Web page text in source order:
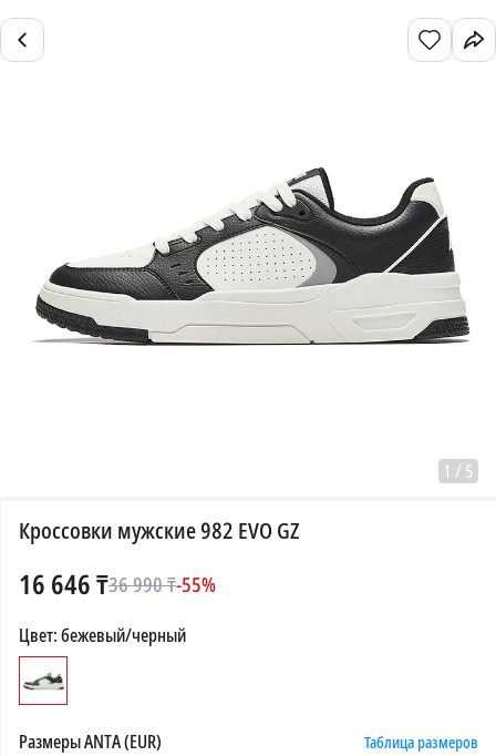
1 / 5
Кроссовки мужские 982 EVO GZ
16 646₸36 990₸-55%
Цвет:бежевый/черный
РазмерыANTA (EUR) Таблица размеров